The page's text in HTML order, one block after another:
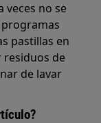
veces no se
pastillas en
residuos de
de lavar